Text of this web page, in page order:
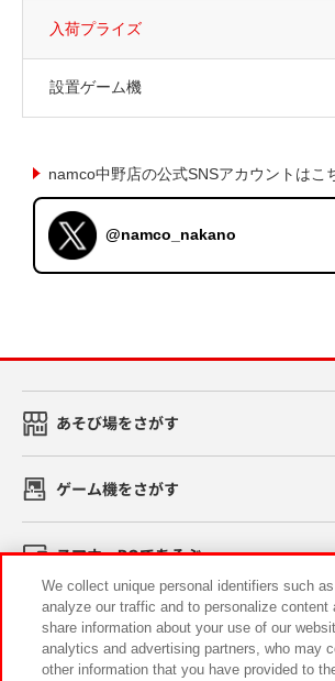
入荷プライズ
設置ゲーム機
namco中野店の公式SNSアカウントはこ
@namco_nakano
あそび場をさがす
ゲーム機をさがす
スマホ・PCであそぶ
イベント・キャンペーン
We collect unique personal identifiers such
analyze our traffic and to personalize content
share information about your use of our
analytics and advertising partners, who may
other information that you have provided to